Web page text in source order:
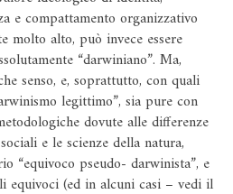
e compattamento organizzativo
molto alto, può invece essere
“darwiniano”. Ma,
senso, e, soprattutto, con quali
legittimo”, sia pure con
dovute alle differenze
e le scienze della natura,
“equivoco pseudo- darwinista”, e
equivoci (ed in alcuni casi – vedi il